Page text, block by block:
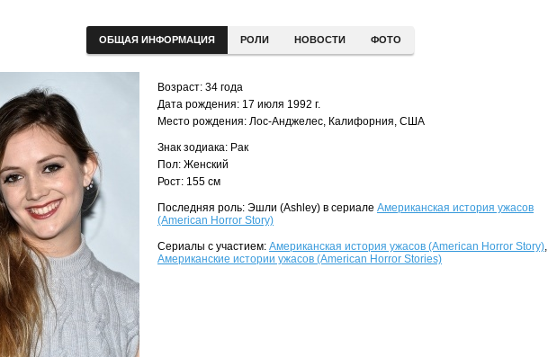
ОБЩАЯ ИНФОРМАЦИЯ РОЛИ НОВОСТИ ФОТО
Возраст: 34 года
Дата рождения: 17 июля 1992 г.
Место рождения: Лос-Анджелес, Калифорния, США
Знак зодиака: Рак
Пол: Женский
Рост: 155 см
Последняя роль: Эшли (Ashley) в сериале Американская история ужасов
(American Horror Story)
Сериалы с участием: Американская история ужасов (American Horror Story),
Американские истории ужасов (American Horror Stories)